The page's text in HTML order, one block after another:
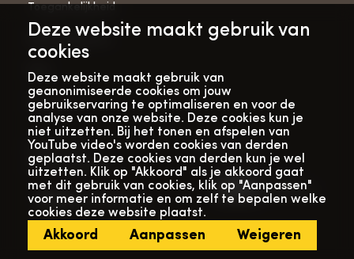
Deze website maakt gebruik van
cookies
Deze website maakt gebruik van
geanonimiseerde cookies om jouw
gebruikservaring te optimaliseren en voor de
analyse van onze website. Deze cookies kun je
niet uitzetten. Bij het tonen en afspelen van
YouTube video's worden cookies van derden
geplaatst. Deze cookies van derden kun je wel
uitzetten. Klik op "Akkoord" als je akkoord gaat
met dit gebruik van cookies, klik op "Aanpassen"
voor meer informatie en om zelf te bepalen welke
cookies deze website plaatst.
Akkoord Aanpassen Weigeren
Toegankelijkheid
ANBI-gegevens
Pers
Vacatures
Bekijk onze
verhalenwebsite
Met dank aan